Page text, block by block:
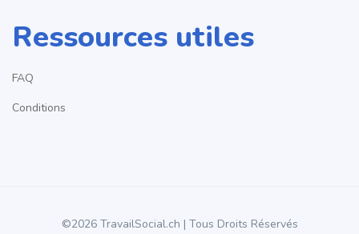
Ressources utiles
FAQ
Conditions
©2026 TravailSocial.ch | Tous Droits Réservés